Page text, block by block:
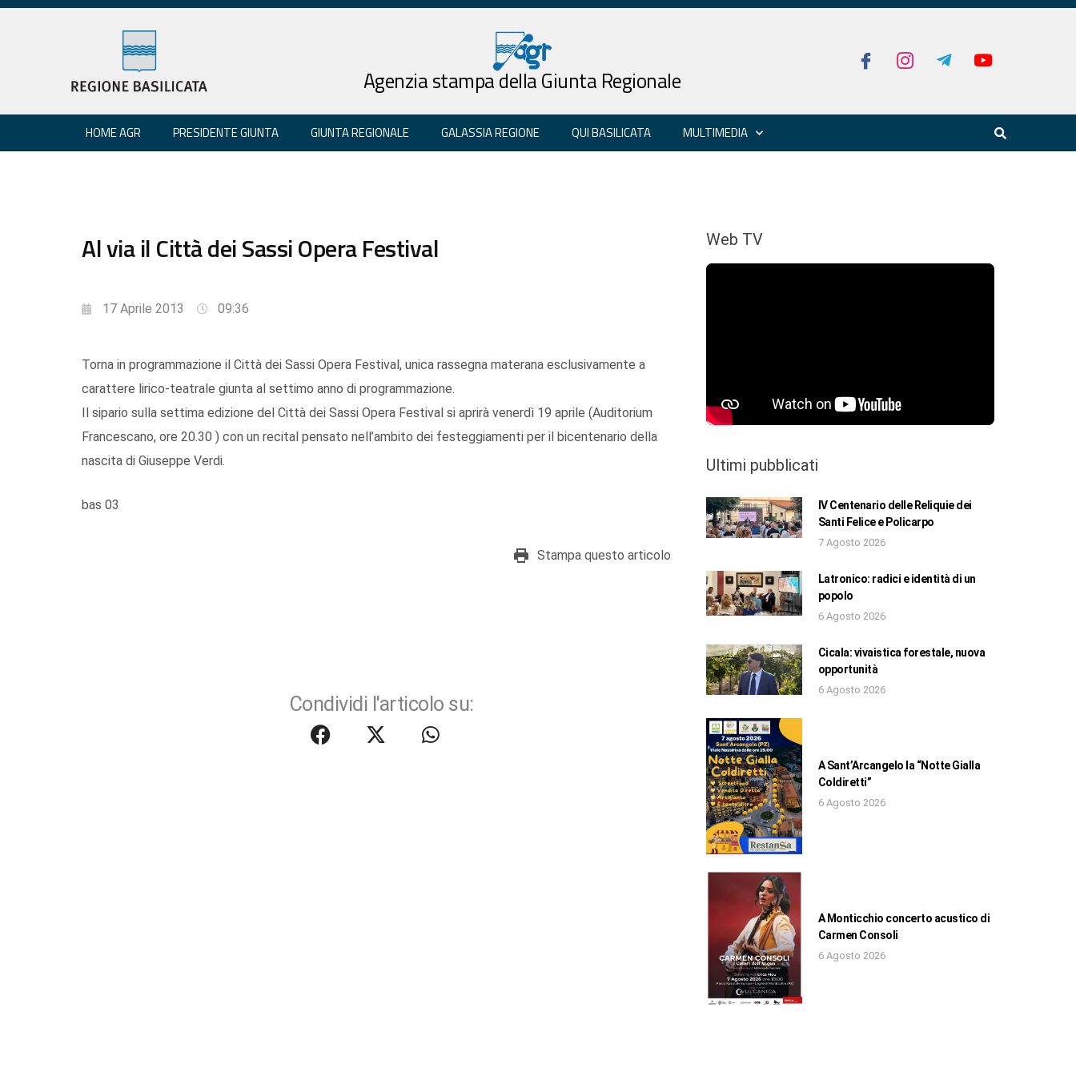
Agenzia stampa della Giunta Regionale
HOME AGR PRESIDENTE GIUNTA GIUNTA REGIONALE GALASSIA REGIONE QUI BASILICATA MULTIMEDIA
Al via il Città dei Sassi Opera Festival
17 Aprile 2013 09:36
Torna in programmazione il Città dei Sassi Opera Festival, unica rassegna materana esclusivamente a
carattere lirico-teatrale giunta al settimo anno di programmazione.
Il sipario sulla settima edizione del Città dei Sassi Opera Festival si aprirà venerdì 19 aprile (Auditorium
Francescano, ore 20.30 ) con un recital pensato nell’ambito dei festeggiamenti per il bicentenario della
nascita di Giuseppe Verdi.
bas 03
Stampa questo articolo
Condividi l'articolo su:
Web TV
Ultimi pubblicati
IV Centenario delle Reliquie dei
Santi Felice e Policarpo
7 Agosto 2026
Latronico: radici e identità di un
popolo
6 Agosto 2026
Cicala: vivaistica forestale, nuova
opportunità
6 Agosto 2026
A Sant’Arcangelo la “Notte Gialla
Coldiretti”
6 Agosto 2026
A Monticchio concerto acustico di
Carmen Consoli
6 Agosto 2026